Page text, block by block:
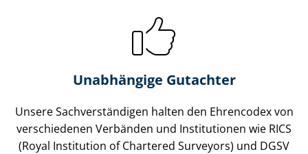
Unabhängige Gutachter
Unsere Sach­ver­stän­di­gen halten den Ehrencodex von
verschiedenen Verbänden und Institutionen wie RICS
(Royal Institution of Chartered Surveyors) und DGSV